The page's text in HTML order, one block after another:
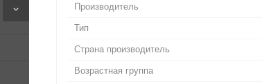
Производитель
Тип
Страна производитель
Возрастная группа